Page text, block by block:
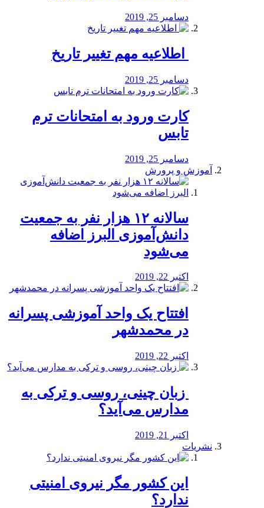
دسامبر 25, 2019
️ اطلاعیه مهم تغییر تاریخ
دسامبر 25, 2019
کارت ورود به امتحانات ترم
تابس
دسامبر 25, 2019
آموزش و پرورش
️سالانه ۱۲ هزار نفر به جمعیت
دانش‌آموزی البرز اضافه
می‌شود
اکتبر 22, 2019
افتتاح یک واحد آموزشی پسرانه
در محمدشهر
اکتبر 22, 2019
️ زبان چینی، روسی و ترکی به
مدارس می‌آید؟
اکتبر 21, 2019
نشریات
این کشور مگر نیروی امنیتی
ندارد؟